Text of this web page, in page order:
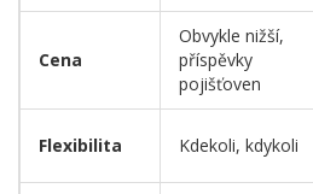
Cena
Obvykle nižší,
příspěvky
pojišťoven
Flexibilita Kdekoli, kdykoli